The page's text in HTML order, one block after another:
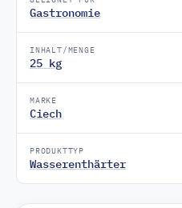
Gastronomie
INHALT/MENGE
25 kg
MARKE
Ciech
PRODUKTTYP
Wasserenthärter